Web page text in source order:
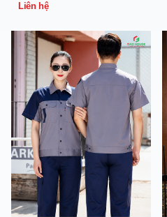
Liên hệ